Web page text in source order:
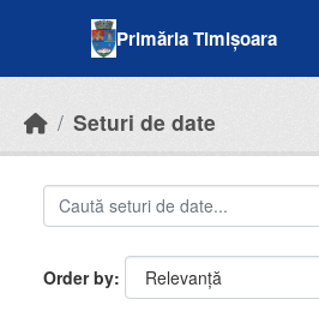
Primăria Timișoara
Seturi de date
Order by